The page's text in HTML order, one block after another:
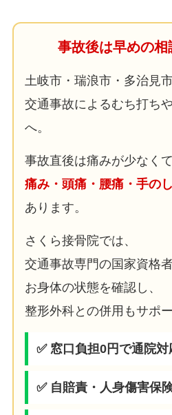
事故後は早めの
土岐市・瑞浪市・多治見市
交通事故によるむち打ち
へ。
事故直後は痛みが少なく
痛み・頭痛・腰痛・手の
あります。
さくら接骨院では、
交通事故専門の国家資格
お身体の状態を確認し、
整形外科との併用もサポ
✅ 窓口負担0円で通院対
✅ 自賠責・人身傷害保